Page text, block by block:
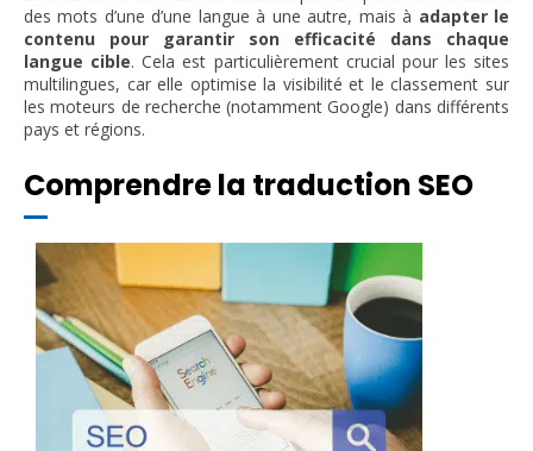
des mots d’une d’une langue à une autre, mais à adapter le
contenu pour garantir son efficacité dans chaque
langue cible. Cela est particulièrement crucial pour les sites
multilingues, car elle optimise la visibilité et le classement sur
les moteurs de recherche (notamment Google) dans différents
pays et régions.
Comprendre la traduction SEO